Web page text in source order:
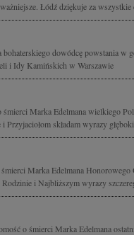
Łódź dziękuje za wszystkie
bohaterskiego dowódcę powstania w
i Idy Kamińskich w Warszawie
Marka Edelmana wielkiego
składam wyrazy
Marka Edelmana
i Najbliższym wyrazy
o śmierci Marka Edelmana